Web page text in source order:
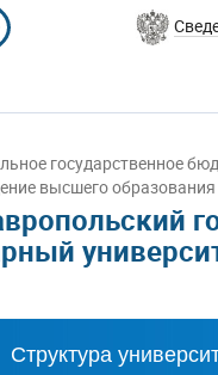
государственное
высшего образования
Структура